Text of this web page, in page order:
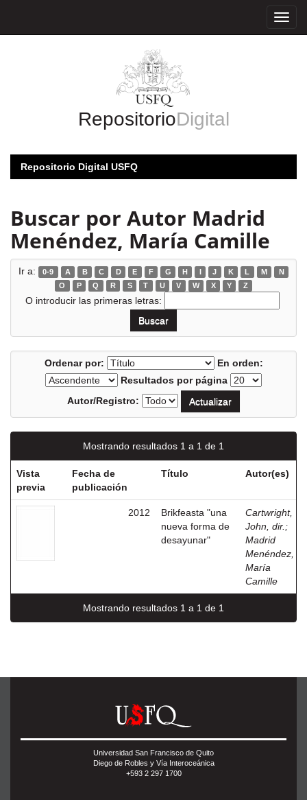
RepositorioDigital
Repositorio Digital USFQ
Buscar por Autor Madrid
Menéndez, María Camille
Ir a: 0-9 A B C D E F G H I J K L M
N
O
P Q R S T U V W X Y Z
O introducir las primeras letras:
Ordenar por:
En orden:
Resultados por página
Autor/Registro:
Mostrando resultados 1 a 1 de 1
Vista
previa
Fecha de
publicación
Título Autor(es)
2012
Brikfeasta "una
nueva forma de
desayunar"
Cartwright,
John, dir. ;
Madrid
Menéndez,
María
Camille
Mostrando resultados 1 a 1 de 1
Universidad San Francisco de Quito
Diego de Robles y Vía Interoceánica
+593 2 297 1700